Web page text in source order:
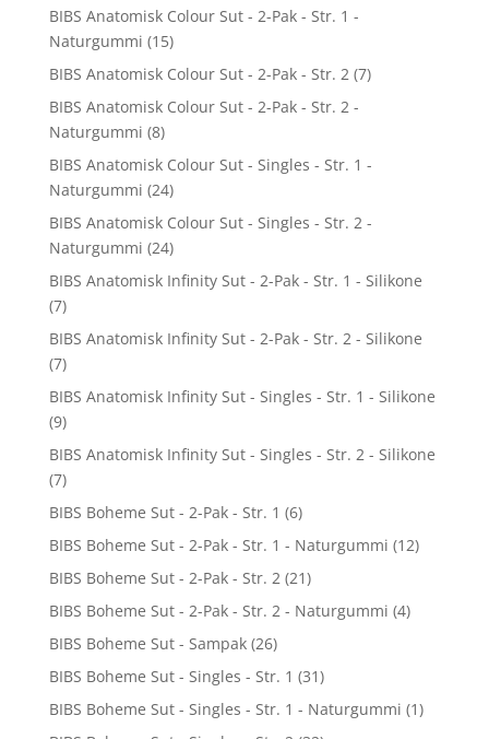
BIBS Anatomisk Colour Sut - 2-Pak - Str. 1 -
Naturgummi (15)
BIBS Anatomisk Colour Sut - 2-Pak - Str. 2 (7)
BIBS Anatomisk Colour Sut - 2-Pak - Str. 2 -
Naturgummi (8)
BIBS Anatomisk Colour Sut - Singles - Str. 1 -
Naturgummi (24)
BIBS Anatomisk Colour Sut - Singles - Str. 2 -
Naturgummi (24)
BIBS Anatomisk Infinity Sut - 2-Pak - Str. 1 - Silikone
(7)
BIBS Anatomisk Infinity Sut - 2-Pak - Str. 2 - Silikone
(7)
BIBS Anatomisk Infinity Sut - Singles - Str. 1 - Silikone
(9)
BIBS Anatomisk Infinity Sut - Singles - Str. 2 - Silikone
(7)
BIBS Boheme Sut - 2-Pak - Str. 1 (6)
BIBS Boheme Sut - 2-Pak - Str. 1 - Naturgummi (12)
BIBS Boheme Sut - 2-Pak - Str. 2 (21)
BIBS Boheme Sut - 2-Pak - Str. 2 - Naturgummi (4)
BIBS Boheme Sut - Sampak (26)
BIBS Boheme Sut - Singles - Str. 1 (31)
BIBS Boheme Sut - Singles - Str. 1 - Naturgummi (1)